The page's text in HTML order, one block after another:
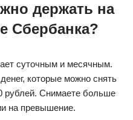
держать на
Сбербанка?
суточным и месячным.
которые можно снять
рублей. Снимаете больше
на превышение.